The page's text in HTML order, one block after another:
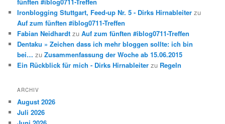
Ironblogging Stuttgart, Feed-up Nr. 5 - Dirks Hirnableiter zu
Auf zum fünften #iblog0711-Treffen
Fabian Neidhardt zuAuf zum fünften #iblog0711-Treffen
Dentaku » Zeichen dass ich mehr bloggen sollte: ich bin
bei… zuZusammenfassung der Woche ab 15.06.2015
Ein Rückblick für mich - Dirks Hirnableiter zu Regeln
ARCHIV
August 2026
Juli 2026